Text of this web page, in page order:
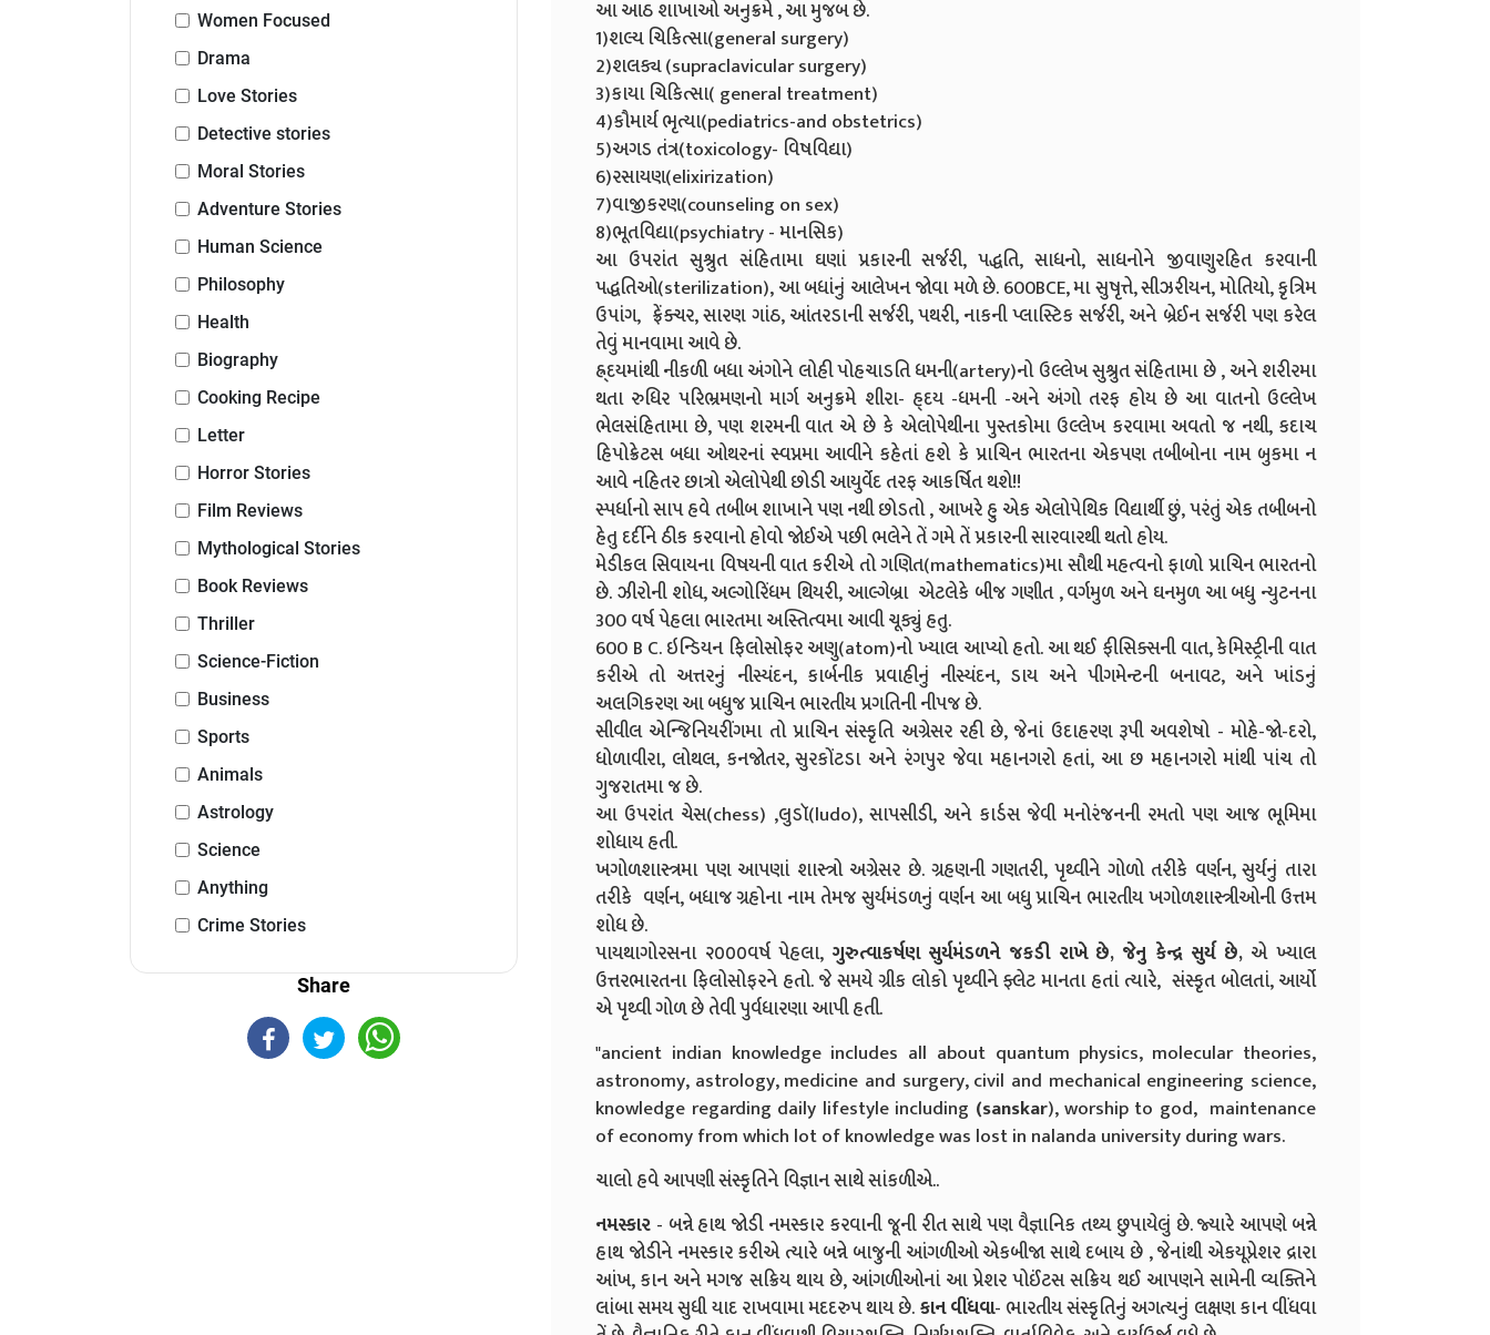
Women Focused
Drama
Love Stories
Detective stories
Moral Stories
Adventure Stories
Human Science
Philosophy
Health
Biography
Cooking Recipe
Letter
Horror Stories
Film Reviews
Mythological Stories
Book Reviews
Thriller
Science-Fiction
Business
Sports
Animals
Astrology
Science
Anything
Crime Stories
Share
આ આઠ શાખાઓ અનુક્રમે , આ મુજબ છે.
1)શલ્ય ચિકિત્સા(general surgery)
2)શલક્ય (supraclavicular surgery)
3)કાયા ચિકિત્સા( general treatment)
4)કૌમાર્ય ભૃત્યા(pediatrics-and obstetrics)
5)અગડ તંત્ર(toxicology- વિષવિદ્યા)
6)રસાયણ(elixirization)
7)વાજીકરણ(counseling on sex)
8)ભૂતવિદ્યા(psychiatry - માનસિક)
આ ઉપરાંત સુશ્રુત સંહિતામા ઘણાં પ્રકારની સર્જરી, પદ્ધતિ, સાધનો, સાધનોને જીવાણુરહિત કરવાની
પદ્ધતિઓ(sterilization), આ બધાંનું આલેખન જોવા મળે છે. 600BCE, મા સુષૃત્તે, સીઝરીયન, મોતિયો, કૃત્રિમ
ઉપાંગ, ફ્રેંક્ચર, સારણ ગાંઠ, આંતરડાની સર્જરી, પથરી, નાકની પ્લાસ્ટિક સર્જરી, અને બ્રેઈન સર્જરી પણ કરેલ
તેવું માનવામા આવે છે.
હ્ર્દયમાંથી નીકળી બધા અંગોને લોહી પોહચાડતિ ધમની(artery)નો ઉલ્લેખ સુશ્રુત સંહિતામા છે , અને શરીરમા
થતા રુધિર પરિભ્રમણનો માર્ગ અનુક્રમે શીરા- હ્દય -ધમની -અને અંગો તરફ હોય છે આ વાતનો ઉલ્લેખ
ભેલસંહિતામા છે, પણ શરમની વાત એ છે કે એલોપેથીના પુસ્તકોમા ઉલ્લેખ કરવામા અવતો જ નથી, કદાચ
હિપોક્રેટસ બધા ઓથરનાં સ્વપ્નમા આવીને કહેતાં હશે કે પ્રાચિન ભારતના એકપણ તબીબોના નામ બુકમા ન
આવે નહિતર છાત્રો એલોપેથી છોડી આયુર્વેદ તરફ આકર્ષિત થશે!!
સ્પર્ધાનો સાપ હવે તબીબ શાખાને પણ નથી છોડતો , આખરે હુ એક એલોપેથિક વિદ્યાર્થી છું, પરંતું એક તબીબનો
હેતુ દર્દીને ઠીક કરવાનો હોવો જોઈએ પછી ભલેને તેં ગમે તેં પ્રકારની સારવારથી થતો હોય.
મેડીકલ સિવાયના વિષયની વાત કરીએ તો ગણિત(mathematics)મા સૌથી મહત્વનો ફાળો પ્રાચિન ભારતનો
છે. ઝીરોની શોધ, અલ્ગોરિંધમ થિયરી, આલ્ગેબ્રા એટલેકે બીજ ગણીત , વર્ગમુળ અને ઘનમુળ આ બધુ ન્યુટનના
300 વર્ષ પેહલા ભારતમા અસ્તિત્વમા આવી ચૂક્યું હતુ.
600 B C. ઇન્ડિયન ફિલોસોફર અણુ(atom)નો ખ્યાલ આપ્યો હતો. આ થઈ ફીસિક્સની વાત, કેમિસ્ટ્રીની વાત
કરીએ તો અત્તરનું નીસ્યંદન, કાર્બનીક પ્રવાહીનું નીસ્યંદન, ડાય અને પીગમેન્ટની બનાવટ, અને ખાંડનું
અલગિકરણ આ બધુજ પ્રાચિન ભારતીય પ્રગતિની નીપજ છે.
સીવીલ એન્જિનિયરીંગમા તો પ્રાચિન સંસ્કૃતિ અગ્રેસર રહી છે, જેનાં ઉદાહરણ રૂપી અવશેષો - મોહે-જો-દરો,
ધોળાવીરા, લોથલ, કનજોતર, સુરકોંટડા અને રંગપુર જેવા મહાનગરો હતાં, આ છ મહાનગરો માંથી પાંચ તો
ગુજરાતમા જ છે.
આ ઉપરાંત ચેસ(chess) ,લુડૉ(ludo), સાપસીડી, અને કાર્ડસ જેવી મનોરંજનની રમતો પણ આજ ભૂમિમા
શોધાય હતી.
ખગોળશાસ્ત્રમા પણ આપણાં શાસ્ત્રો અગ્રેસર છે. ગ્રહણની ગણતરી, પૃથ્વીને ગોળો તરીકે વર્ણન, સુર્યનું તારા
તરીકે વર્ણન, બધાજ ગ્રહોના નામ તેમજ સુર્યમંડળનું વર્ણન આ બધુ પ્રાચિન ભારતીય ખગોળશાસ્ત્રીઓની ઉત્તમ
શોધ છે.
પાયથાગોરસના ૨૦૦૦વર્ષ પેહલા, ગુરુત્વાકર્ષણસુર્યમંડળનેજકડીરાખેછે,જેનુકેન્દ્રસુર્યછે,એ ખ્યાલ
ઉત્તરભારતના ફિલોસોફરને હતો. જે સમયે ગ્રીક લોકો પૃથ્વીને ફ્લેટ માનતા હતાં ત્યારે, સંસ્કૃત બોલતાં, આર્યો
એ પૃથ્વી ગોળ છે તેવી પુર્વધારણા આપી હતી.
"ancient indian knowledge includes all about quantum physics, molecular theories,
astronomy, astrology, medicine and surgery, civil and mechanical engineering science,
knowledge regarding daily lifestyle including (sanskar), worship to god, maintenance
of economy from which lot of knowledge was lost in nalanda university during wars.
ચાલો હવે આપણી સંસ્કૃતિને વિજ્ઞાન સાથે સાંકળીએ..
નમસ્કાર - બન્ને હાથ જોડી નમસ્કાર કરવાની જૂની રીત સાથે પણ વૈજ્ઞાનિક તથ્ય છુપાયેલું છે. જ્યારે આપણે બન્ને
હાથ જોડીને નમસ્કાર કરીએ ત્યારે બન્ને બાજુની આંગળીઓ એકબીજા સાથે દબાય છે , જેનાંથી એકયૂપ્રેશર દ્રારા
આંખ, કાન અને મગજ સક્રિય થાય છે, આંગળીઓનાં આ પ્રેશર પોઈંટસ સક્રિય થઈ આપણને સામેની વ્યક્તિને
લાંબા સમય સુધી યાદ રાખવામા મદદરુપ થાય છે.કાનવીંધવા- ભારતીય સંસ્કૃતિનું અગત્યનું લક્ષણ કાન વીંધવા